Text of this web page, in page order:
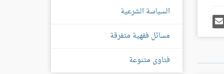
إرسل
إيميل
السياسة الشرعية
مسائل فقهية متفرقة
فتاوى متنوعة